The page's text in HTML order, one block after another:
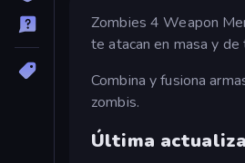
Zombies 4 Weapon
te atacan en masa y
Combina y fusiona
zombis.
Última